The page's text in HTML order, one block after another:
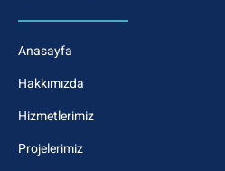
Anasayfa
Hakkımızda
Hizmetlerimiz
Projelerimiz